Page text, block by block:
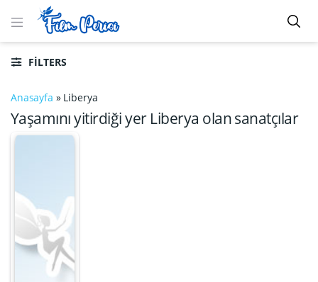
FILTERS
Anasayfa » Liberya
Yaşamını yitirdiği yer Liberya olan sanatçılar